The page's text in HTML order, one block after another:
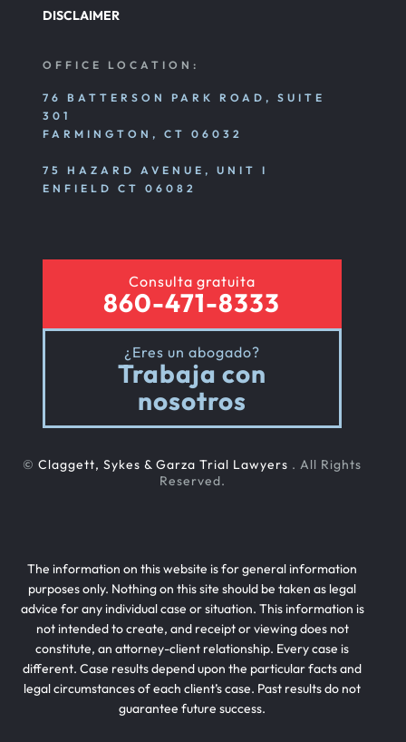
DISCLAIMER
OFFICE LOCATION:
76 BATTERSON PARK ROAD, SUITE
301
FARMINGTON, CT 06032
75 HAZARD AVENUE, UNIT I
ENFIELD CT 06082
Consulta gratuita
860-471-8333
¿Eres un abogado?
Trabaja con
nosotros
© Claggett, Sykes & Garza Trial Lawyers . All Rights
Reserved.
The information on this website is for general information
purposes only. Nothing on this site should be taken as legal
advice for any individual case or situation. This information is
not intended to create, and receipt or viewing does not
constitute, an attorney-client relationship. Every case is
different. Case results depend upon the particular facts and
legal circumstances of each client’s case. Past results do not
guarantee future success.